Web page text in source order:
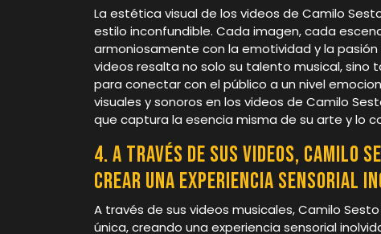
La estética visual de los videos de Camilo
estilo inconfundible. Cada imagen, cada
armoniosamente con la emotividad y la
videos resalta no solo su talento musical,
para conectar con el público a un nivel
visuales y sonoros en los videos de Camilo
que captura la esencia misma de su arte y lo
4. A través de sus videos,
crear una experiencia sensorial
A través de sus videos musicales, Camilo
única, creando una experiencia sensorial